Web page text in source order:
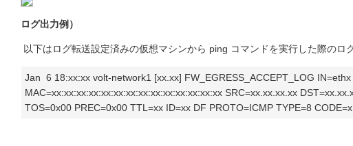
ログ出力例）
以下はログ転送設定済みの仮想マシンから ping コマンドを実行した際のロ
Jan 6 18:xx:xx volt-network1 [xx.xx] FW_EGRESS_ACCEPT_LOG
MAC=xx:xx:xx:xx:xx:xx:xx:xx:xx:xx:xx:xx:xx:xx SRC=xx.xx.xx.xx
TOS=0x00 PREC=0x00 TTL=xx ID=xx DF PROTO=ICMP TYPE=8